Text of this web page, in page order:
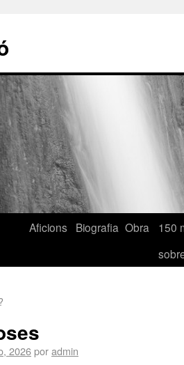
Aficions Biografia Obra
150
2026poradmin